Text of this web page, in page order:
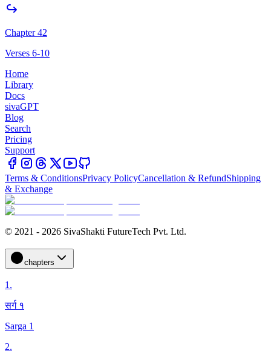
Chapter 42
Verses 6-10
Home
Library
Docs
sivaGPT
Blog
Search
Pricing
Support
Terms & ConditionsPrivacy PolicyCancellation & RefundShipping
& Exchange
© 2021 - 2026 SivaShakti FutureTech Pvt. Ltd.
chapters
1.
सर्ग १
Sarga 1
2.